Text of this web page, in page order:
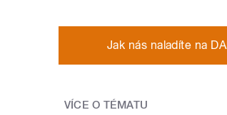
Jak nás naladíte na
VÍCE O TÉMATU